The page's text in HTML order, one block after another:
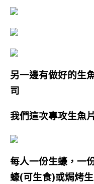
另一邊有做好的生
司
我們這次專攻生魚
每人一份生蠔， 一
蠔(可生食)或焗烤